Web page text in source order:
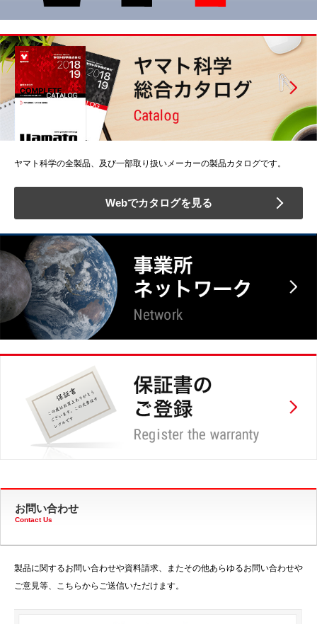
ヤマト科学の全製品、及び一部取り扱いメーカーの製品カタログです。
Webでカタログを見る
お問い合わせ
Contact Us
製品に関するお問い合わせや資料請求、またその他あらゆるお問い合わせや
ご意見等、こちらからご送信いただけます。